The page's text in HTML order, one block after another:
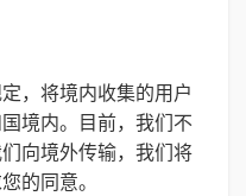
，将境内收集的用户
境内。目前，我们不
向境外传输，我们将
的同意。